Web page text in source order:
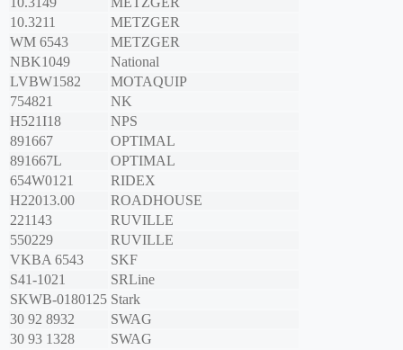
10.3211
METZGER
WM 6543
METZGER
NBK1049
National
LVBW1582
MOTAQUIP
754821
NK
H521I18
NPS
891667
OPTIMAL
891667L
OPTIMAL
654W0121
RIDEX
H22013.00
ROADHOUSE
221143
RUVILLE
550229
RUVILLE
VKBA 6543
SKF
S41-1021
SRLine
SKWB-0180125 Stark
30 92 8932
SWAG
30 93 1328
SWAG